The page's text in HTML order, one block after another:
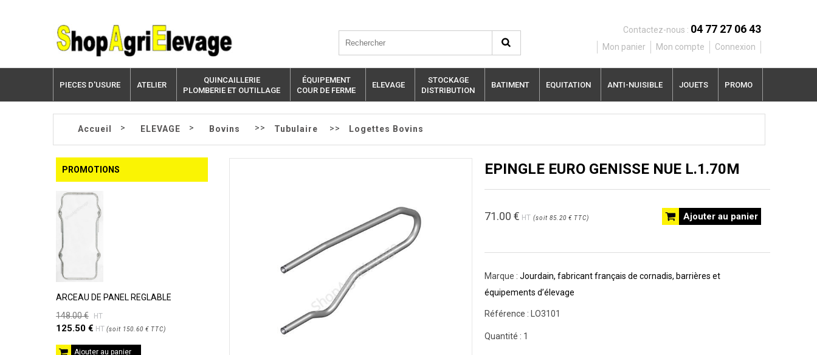
Contactez-nous : 04 77 27 06 43
Mon panier Mon compte Connexion
PIECES D'USURE ATELIER
QUINCAILLERIE
PLOMBERIE ET OUTILLAGE
ÉQUIPEMENT
COUR DE FERME
ELEVAGE
STOCKAGE
DISTRIBUTION
BATIMENT EQUITATION ANTI-NUISIBLE JOUETS PROMO
Accueil > ELEVAGE > Bovins >> Tubulaire >> Logettes Bovins
PROMOTIONS
ARCEAU DE PANEL REGLABLE
148.00 €
HT
125.50 € HT (soit 150.60 € TTC)
Ajouter au panier
EPINGLE EURO GENISSE NUE L.1.70M
Ajouter au panier
71.00 € HT (soit 85.20 € TTC)
Marque : Jourdain, fabricant français de cornadis, barrières et
équipements d’élevage
Référence : LO3101
Quantité : 1